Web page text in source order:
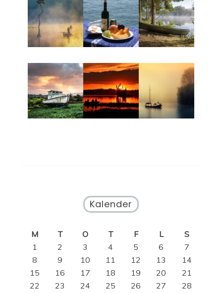
Kalender
M T O T F L
S
1
2 3 4 5 6
7
8
9 10 11 12 13
14
15
16 17 18 19 20
21
22
23 24 25 26 27
28